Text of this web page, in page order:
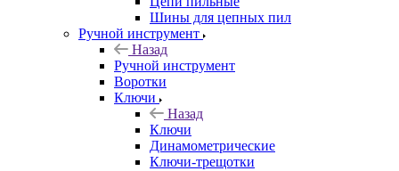
Шины для цепных пил
Ручной инструмент
Назад
Ручной инструмент
Воротки
Ключи
Назад
Ключи
Динамометрические
Ключи-трещотки